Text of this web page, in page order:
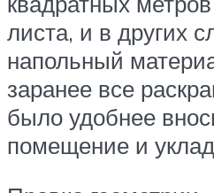
листа, и в других
напольный
заранее все
было удобнее
помещение и